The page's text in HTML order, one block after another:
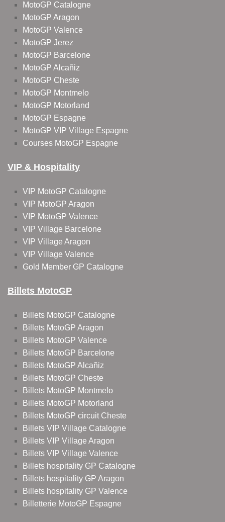
MotoGP Catalogne
MotoGP Aragon
MotoGP Valence
MotoGP Jerez
MotoGP Barcelone
MotoGP Alcañiz
MotoGP Cheste
MotoGP Montmelo
MotoGP Motorland
MotoGP Espagne
MotoGP VIP Village Espagne
Courses MotoGP Espagne
VIP & Hospitality
VIP MotoGP Catalogne
VIP MotoGP Aragon
VIP MotoGP Valence
VIP Village Barcelone
VIP Village Aragon
VIP Village Valence
Gold Member GP Catalogne
Billets MotoGP
Billets MotoGP Catalogne
Billets MotoGP Aragon
Billets MotoGP Valence
Billets MotoGP Barcelone
Billets MotoGP Alcañiz
Billets MotoGP Cheste
Billets MotoGP Montmelo
Billets MotoGP Motorland
Billets MotoGP circuit Cheste
Billets VIP Village Catalogne
Billets VIP Village Aragon
Billets VIP Village Valence
Billets hospitality GP Catalogne
Billets hospitality GP Aragon
Billets hospitality GP Valence
Billetterie MotoGP Espagne